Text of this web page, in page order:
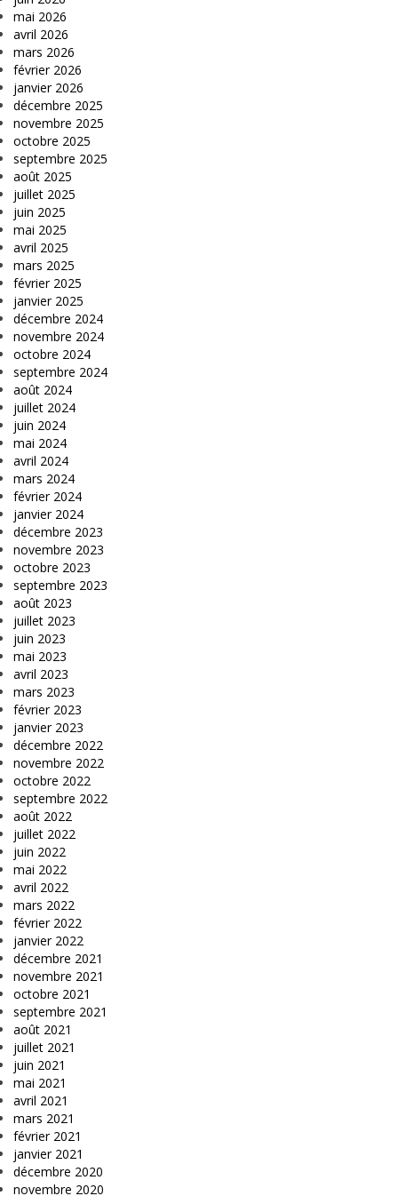
mai 2026
avril 2026
mars 2026
février 2026
janvier 2026
décembre 2025
novembre 2025
octobre 2025
septembre 2025
août 2025
juillet 2025
juin 2025
mai 2025
avril 2025
mars 2025
février 2025
janvier 2025
décembre 2024
novembre 2024
octobre 2024
septembre 2024
août 2024
juillet 2024
juin 2024
mai 2024
avril 2024
mars 2024
février 2024
janvier 2024
décembre 2023
novembre 2023
octobre 2023
septembre 2023
août 2023
juillet 2023
juin 2023
mai 2023
avril 2023
mars 2023
février 2023
janvier 2023
décembre 2022
novembre 2022
octobre 2022
septembre 2022
août 2022
juillet 2022
juin 2022
mai 2022
avril 2022
mars 2022
février 2022
janvier 2022
décembre 2021
novembre 2021
octobre 2021
septembre 2021
août 2021
juillet 2021
juin 2021
mai 2021
avril 2021
mars 2021
février 2021
janvier 2021
décembre 2020
novembre 2020